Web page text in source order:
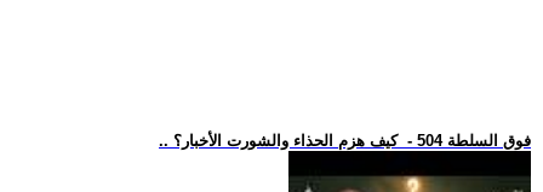
.. فوق السلطة 504 - كيف هزم الحذاء والشورت الأخبار؟